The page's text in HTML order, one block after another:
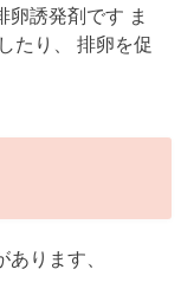
卵誘発剤です ま
たり、 排卵を促
あります、